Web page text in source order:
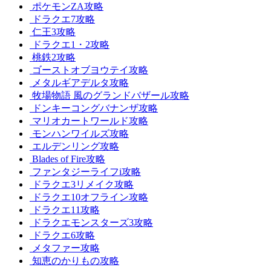
ポケモンZA攻略
ドラクエ7攻略
仁王3攻略
ドラクエ1・2攻略
桃鉄2攻略
ゴーストオブヨウテイ攻略
メタルギアデルタ攻略
牧場物語 風のグランドバザール攻略
ドンキーコングバナンザ攻略
マリオカートワールド攻略
モンハンワイルズ攻略
エルデンリング攻略
Blades of Fire攻略
ファンタジーライフi攻略
ドラクエ3リメイク攻略
ドラクエ10オフライン攻略
ドラクエ11攻略
ドラクエモンスターズ3攻略
ドラクエ6攻略
メタファー攻略
知恵のかりもの攻略